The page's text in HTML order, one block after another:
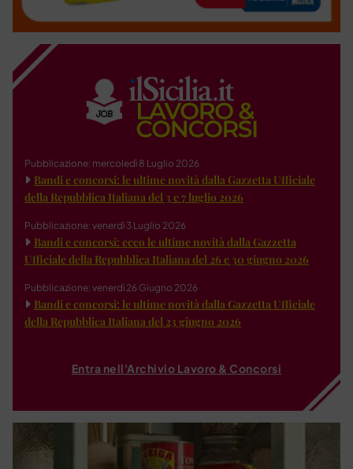
Pubblicazione: mercoledì 8 Luglio 2026
Bandi e concorsi: le ultime novità dalla Gazzetta Ufficiale
della Repubblica Italiana del 3 e 7 luglio 2026
Pubblicazione: venerdì 3 Luglio 2026
Bandi e concorsi: ecco le ultime novità dalla Gazzetta
Ufficiale della Repubblica Italiana del 26 e 30 giugno 2026
Pubblicazione: venerdì 26 Giugno 2026
Bandi e concorsi: le ultime novità dalla Gazzetta Ufficiale
della Repubblica Italiana del 23 giugno 2026
Entra nell'Archivio Lavoro & Concorsi